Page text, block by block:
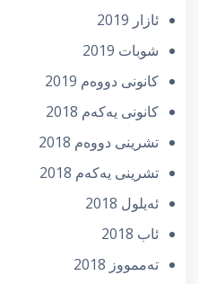
ئازار 2019
شوبات 2019
كانونی دووه‌م 2019
كانونی یه‌كه‌م 2018
تشرینی دووه‌م 2018
تشرینی یه‌كه‌م 2018
ئه‌یلول 2018
ئاب 2018
تەممووز 2018